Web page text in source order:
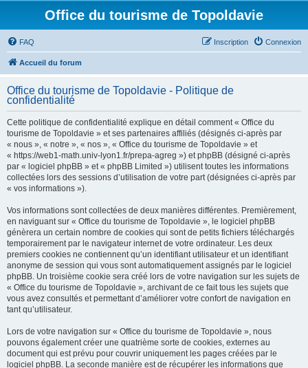
Office du tourisme de Topoldavie
FAQ Connexion
Inscription
Accueil du forum
Office du tourisme de Topoldavie - Politique de
confidentialité
Cette politique de confidentialité explique en détail comment « Office du
tourisme de Topoldavie » et ses partenaires affiliés (désignés ci-après par
« nous », « notre », « nos », « Office du tourisme de Topoldavie » et
« https://web1-math.univ-lyon1.fr/prepa-agreg ») et phpBB (désigné ci-après
par « logiciel phpBB » et « phpBB Limited ») utilisent toutes les informations
collectées lors des sessions d’utilisation de votre part (désignées ci-après par
« vos informations »).
Vos informations sont collectées de deux manières différentes. Premièrement,
en naviguant sur « Office du tourisme de Topoldavie », le logiciel phpBB
génèrera un certain nombre de cookies qui sont de petits fichiers téléchargés
temporairement par le navigateur internet de votre ordinateur. Les deux
premiers cookies ne contiennent qu’un identifiant utilisateur et un identifiant
anonyme de session qui vous sont automatiquement assignés par le logiciel
phpBB. Un troisième cookie sera créé lors de votre navigation sur les sujets de
« Office du tourisme de Topoldavie », archivant de ce fait tous les sujets que
vous avez consultés et permettant d’améliorer votre confort de navigation en
tant qu’utilisateur.
Lors de votre navigation sur « Office du tourisme de Topoldavie », nous
pouvons également créer une quatrième sorte de cookies, externes au
document qui est prévu pour couvrir uniquement les pages créées par le
logiciel phpBB. La seconde manière est de récupérer les informations que